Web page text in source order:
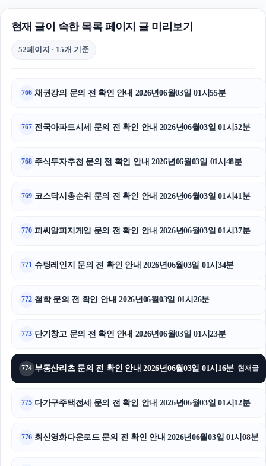
이혼변호사
인천하수구막힘
폰테크
현재 글이 속한 목록 페이지 글 미리보기
52페이지 · 15개 기준
766 채권강의 문의 전 확인 안내 2026년06월03일 01시55분
767 전국아파트시세 문의 전 확인 안내 2026년06월03일 01시52분
768 주식투자추천 문의 전 확인 안내 2026년06월03일 01시48분
769 코스닥시총순위 문의 전 확인 안내 2026년06월03일 01시41분
770 피씨알피지게임 문의 전 확인 안내 2026년06월03일 01시37분
771 슈팅레인지 문의 전 확인 안내 2026년06월03일 01시34분
772 철학 문의 전 확인 안내 2026년06월03일 01시26분
773 단기창고 문의 전 확인 안내 2026년06월03일 01시23분
774 부동산리츠 문의 전 확인 안내 2026년06월03일 01시16분 현재글
775 다가구주택전세 문의 전 확인 안내 2026년06월03일 01시12분
776 최신영화다운로드 문의 전 확인 안내 2026년06월03일 01시08분